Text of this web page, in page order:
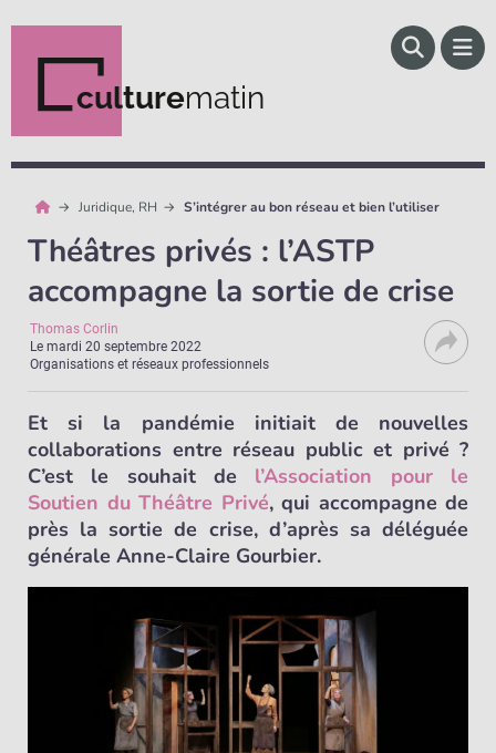
culturematin
Juridique, RH S’intégrer au bon réseau et bien l’utiliser
Théâtres privés : l’ASTP
accompagne la sortie de crise
Thomas Corlin
Lemardi 20 septembre 2022
Organisations et réseaux professionnels
Et si la pandémie initiait de nouvelles
collaborations entre réseau public et privé ?
C’est le souhait de l’Association pour le
Soutien du Théâtre Privé, qui accompagne de
près la sortie de crise, d’après sa déléguée
générale Anne-Claire Gourbier.